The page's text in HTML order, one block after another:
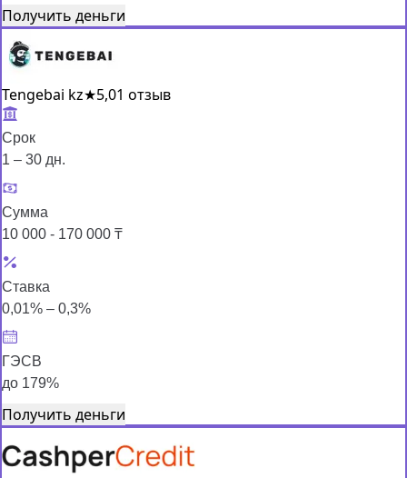
Получить деньги
Tengebai kz★5,01 отзыв
Срок
1 – 30 дн.
Сумма
10 000 - 170 000 ₸
Ставка
0,01% – 0,3%
ГЭСВ
до 179%
Получить деньги